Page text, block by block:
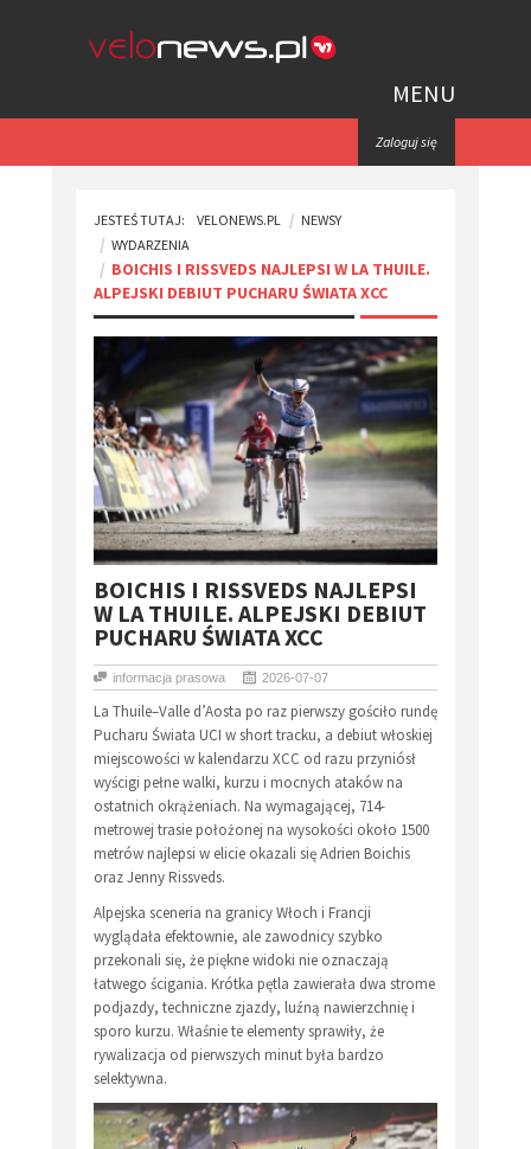
MENU
Zaloguj się
JESTEŚ TUTAJ: VELONEWS.PL
NEWSY
WYDARZENIA
​BOICHIS I RISSVEDS NAJLEPSI W LA THUILE.
ALPEJSKI DEBIUT PUCHARU ŚWIATA XCC
​BOICHIS I RISSVEDS NAJLEPSI
W LA THUILE. ALPEJSKI DEBIUT
PUCHARU ŚWIATA XCC
informacja prasowa 2026-07-07
La Thuile–Valle d’Aosta po raz pierwszy gościło rundę
Pucharu Świata UCI w short tracku, a debiut włoskiej
miejscowości w kalendarzu XCC od razu przyniósł
wyścigi pełne walki, kurzu i mocnych ataków na
ostatnich okrążeniach. Na wymagającej, 714-
metrowej trasie położonej na wysokości około 1500
metrów najlepsi w elicie okazali się Adrien Boichis
oraz Jenny Rissveds.
Alpejska sceneria na granicy Włoch i Francji
wyglądała efektownie, ale zawodnicy szybko
przekonali się, że piękne widoki nie oznaczają
łatwego ścigania. Krótka pętla zawierała dwa strome
podjazdy, techniczne zjazdy, luźną nawierzchnię i
sporo kurzu. Właśnie te elementy sprawiły, że
rywalizacja od pierwszych minut była bardzo
selektywna.